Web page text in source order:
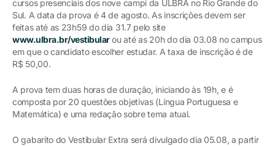
cursos presenciais dos nove campi da ULBRA no Rio Grande do
Sul. A data da prova é 4 de agosto. As inscrições devem ser
feitas até as 23h59 do dia 31.7 pelo site
www.ulbra.br/vestibularou até as 20h do dia 03.08 no campus
em que o candidato escolher estudar. A taxa de inscrição é de
R$ 50,00.
A prova tem duas horas de duração, iniciando às 19h, e é
composta por 20 questões objetivas (Língua Portuguesa e
Matemática) e uma redação sobre tema atual.
O gabarito do Vestibular Extra será divulgado dia 05.08, a partir